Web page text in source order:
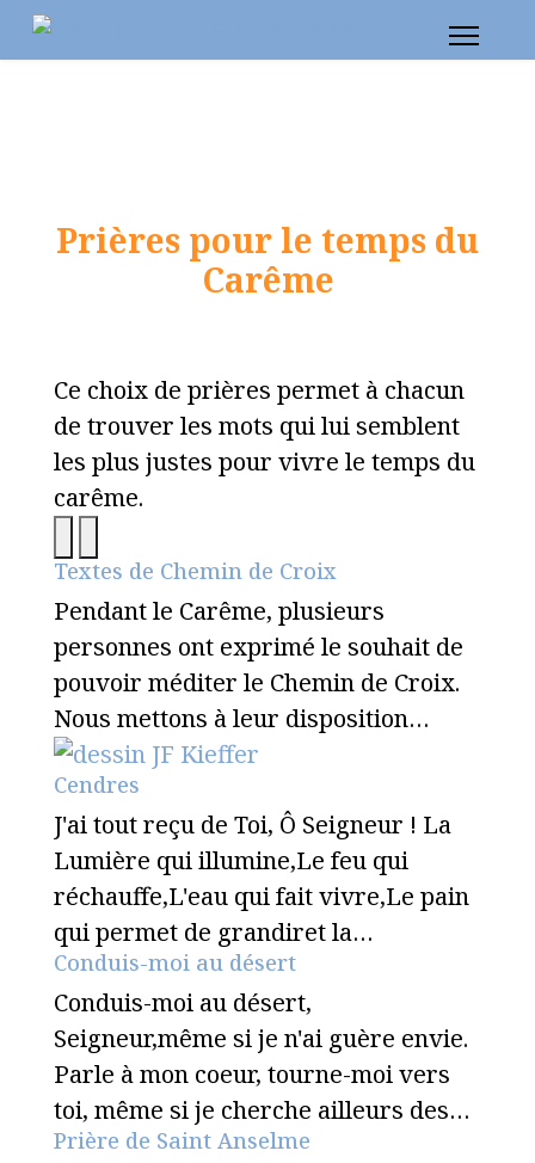
Prières pour le temps du
Carême
Ce choix de prières permet à chacun
de trouver les mots qui lui semblent
les plus justes pour vivre le temps du
carême.
Textes de Chemin de Croix
Pendant le Carême, plusieurs
personnes ont exprimé le souhait de
pouvoir méditer le Chemin de Croix.
Nous mettons à leur disposition…
Cendres
J'ai tout reçu de Toi, Ô Seigneur ! La
Lumière qui illumine,Le feu qui
réchauffe,L'eau qui fait vivre,Le pain
qui permet de grandiret la…
Conduis-moi au désert
Conduis-moi au désert,
Seigneur,même si je n'ai guère envie.
Parle à mon coeur, tourne-moi vers
toi, même si je cherche ailleurs des…
Prière de Saint Anselme